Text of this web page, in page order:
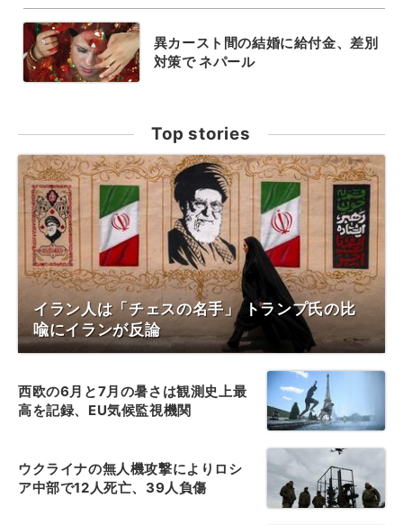
異カースト間の結婚に給付金、差別
対策で ネパール
Top stories
イラン人は「チェスの名手」 トランプ氏の比
喩にイランが反論
西欧の6月と7月の暑さは観測史上最
高を記録、EU気候監視機関
ウクライナの無人機攻撃によりロシ
ア中部で12人死亡、39人負傷